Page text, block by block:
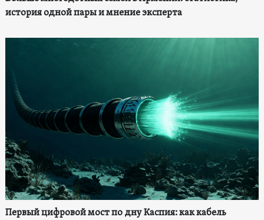
история одной пары и мнение эксперта
Первый цифровой мост по дну Каспия: как кабель